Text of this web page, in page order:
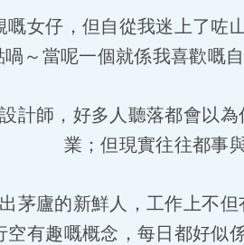
嘅女仔，但自從我迷上了
～當呢一個就係我喜歡嘅
計師，好多人聽落都會以
業；但現實往往都事
茅廬的新鮮人，工作上不
有趣嘅概念，每日都好似